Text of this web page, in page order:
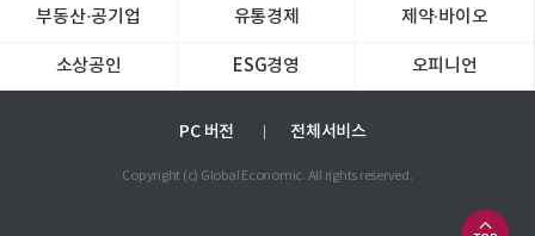
부동산·공기업 유통경제 제약∙바이오
소상공인 ESG경영 오피니언
PC 버전 전체서비스
Copyright (c) Global Economic. All rights reserved.